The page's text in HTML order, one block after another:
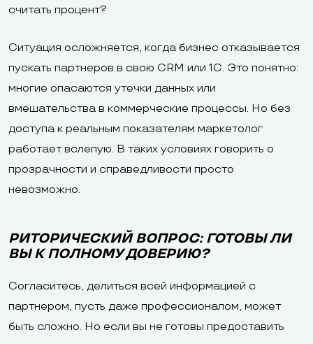
считать процент?
Ситуация осложняется, когда бизнес отказывается
пускать партнеров в свою CRM или 1С. Это понятно:
многие опасаются утечки данных или
вмешательства в коммерческие процессы. Но без
доступа к реальным показателям маркетолог
работает вслепую. В таких условиях говорить о
прозрачности и справедливости просто
невозможно.
РИТОРИЧЕСКИЙ ВОПРОС: ГОТОВЫ ЛИ
ВЫ К ПОЛНОМУ ДОВЕРИЮ?
Согласитесь, делиться всей информацией с
партнером, пусть даже профессионалом, может
быть сложно. Но если вы не готовы предоставить